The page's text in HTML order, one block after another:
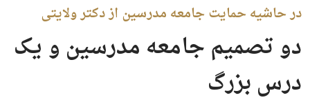
در حاشیه حمایت جامعه مدرسین از دکتر ولایتی
دو تصمیم جامعه مدرسین و یک
درس بزرگ